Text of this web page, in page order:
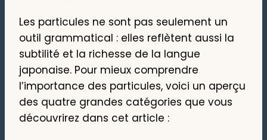
Les particules ne sont pas seulement un
outil grammatical : elles reflètent aussi la
subtilité et la richesse de la langue
japonaise. Pour mieux comprendre
l’importance des particules, voici un aperçu
des quatre grandes catégories que vous
découvrirez dans cet article :